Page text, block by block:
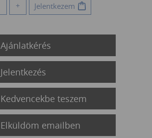
+ Jelentkezem
Ajánlatkérés
Jelentkezés
Kedvencekbe teszem
Elküldöm emailben